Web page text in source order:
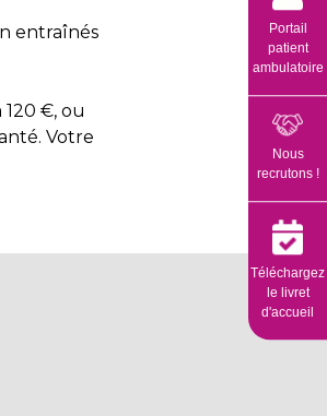
entraînés
€, ou
Votre
Portail
patient
ambulatoire
Nous
recrutons !
Téléchargez
le livret
d'accueil